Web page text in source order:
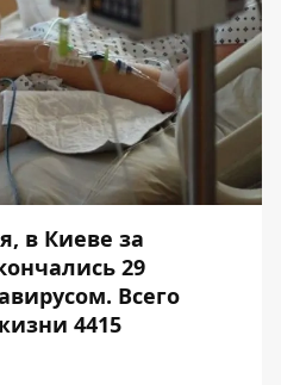
в Киеве за
29
. Всего
4415